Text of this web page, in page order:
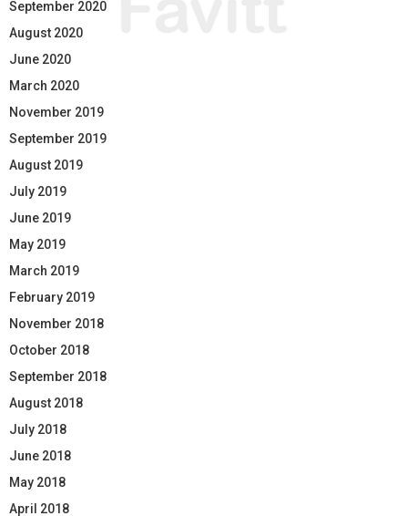
September 2020
August 2020
June 2020
March 2020
November 2019
September 2019
August 2019
July 2019
June 2019
May 2019
March 2019
February 2019
November 2018
October 2018
September 2018
August 2018
July 2018
June 2018
May 2018
April 2018